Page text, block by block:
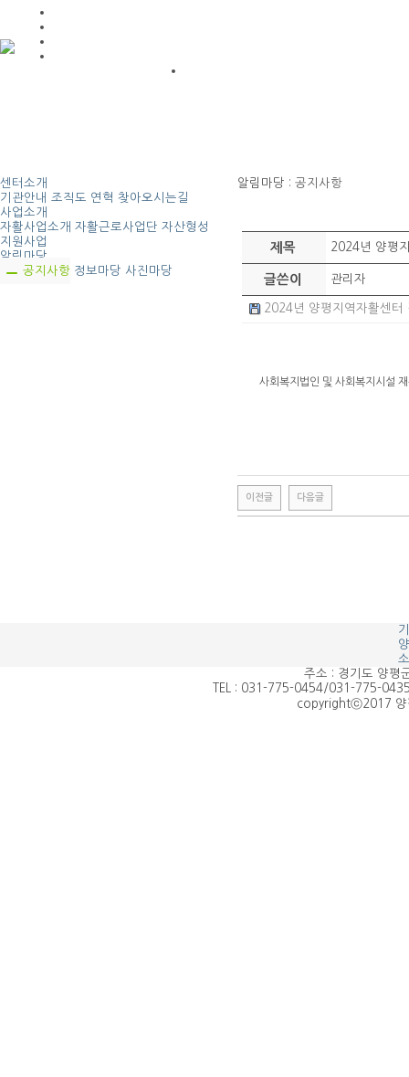
센터소개
기관안내 조직도 연혁 찾아오시는길
사업소개
자활사업소개 자활근로사업단 자산형성
지원사업
알림마당
공지사항 정보마당 사진마당
알림마당 : 공지사항
제목 2024년 양평
글쓴이 관리자
2024년 양평지역자활센
사회복지법인 및 사회복지시설
이전글 다음글
주소 : 경기도 양평
TEL : 031-775-0454/031-775-
copyrightⓒ2017 양